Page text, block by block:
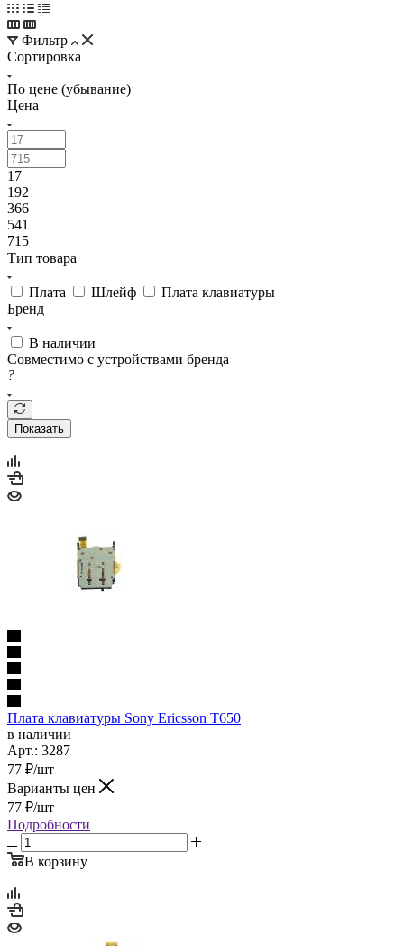
Фильтр
Сортировка
По цене (убывание)
Цена
17
192
366
541
715
Тип товара
Плата Шлейф
Плата клавиатуры
Бренд
В наличии
Совместимо с устройствами бренда
?
Показать
Плата клавиатуры Sony Ericsson T650
в наличии
Арт.: 3287
77 ₽/шт
Варианты цен
77 ₽/шт
Подробности
В корзину